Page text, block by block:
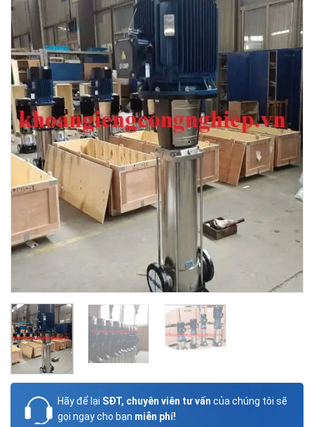
Hãy để lại SĐT, chuyên viên tư vấn của chúng tôi sẽ
gọi ngay cho bạn miễn phí!